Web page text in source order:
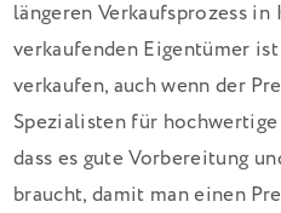
längeren Verkaufsprozess
verkaufenden Eigentümer
verkaufen, auch wenn der
Spezialisten für
dass es gute Vorbereitung
braucht, damit man einen